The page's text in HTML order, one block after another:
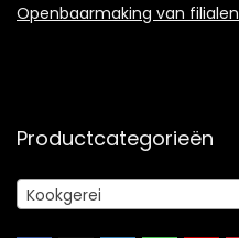
Openbaarmaking van filialen
Productcategorieën
Kookgerei